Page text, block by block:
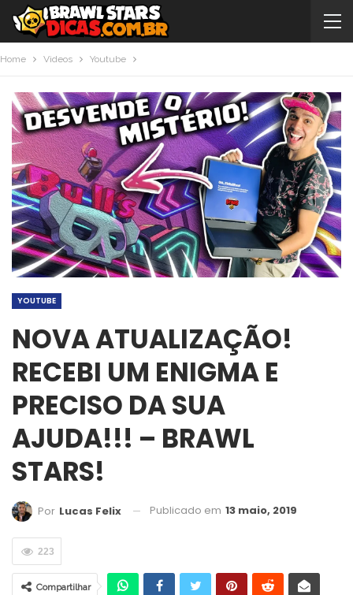
Home Videos Youtube
YOUTUBE
NOVA ATUALIZAÇÃO!
RECEBI UM ENIGMA E
PRECISO DA SUA
AJUDA!!! – BRAWL
STARS!
Por Lucas Felix Publicado em 13 maio, 2019
223
Compartilhar